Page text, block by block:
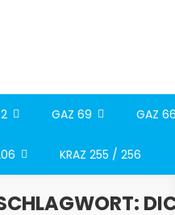
GAZ 69 GAZ
KRAZ 255 / 256